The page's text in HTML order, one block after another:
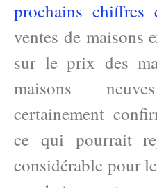
prochains
ventes de maisons
sur le prix des
maisons
certainement
ce qui pourrait
considérable pour